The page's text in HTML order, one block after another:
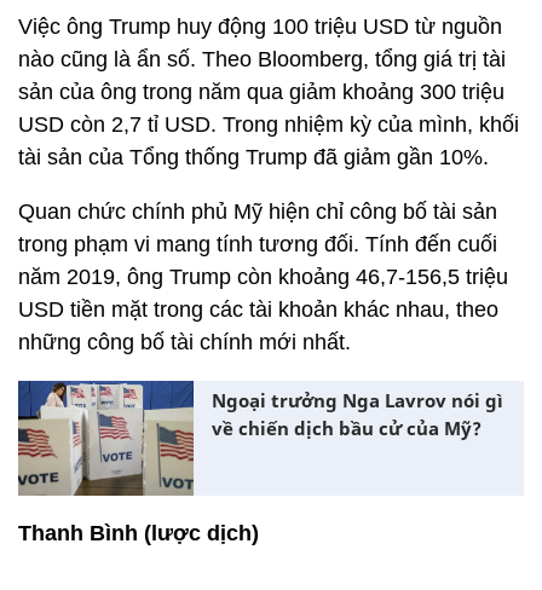
Việc ông Trump huy động 100 triệu USD từ nguồn
nào cũng là ẩn số. Theo Bloomberg, tổng giá trị tài
sản của ông trong năm qua giảm khoảng 300 triệu
USD còn 2,7 tỉ USD. Trong nhiệm kỳ của mình, khối
tài sản của Tổng thống Trump đã giảm gần 10%.
Quan chức chính phủ Mỹ hiện chỉ công bố tài sản
trong phạm vi mang tính tương đối. Tính đến cuối
năm 2019, ông Trump còn khoảng 46,7-156,5 triệu
USD tiền mặt trong các tài khoản khác nhau, theo
những công bố tài chính mới nhất.
Ngoại trưởng Nga Lavrov nói gì
về chiến dịch bầu cử của Mỹ?
Thanh Bình (lược dịch)